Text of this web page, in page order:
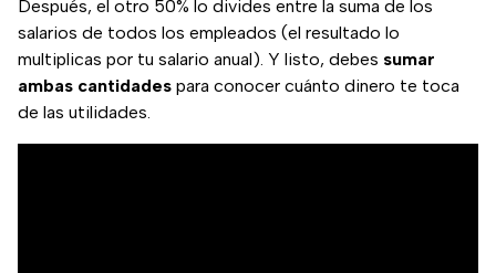
Después, el otro 50% lo divides entre la suma de los
salarios de todos los empleados (el resultado lo
multiplicas por tu salario anual). Y listo, debes sumar
ambas cantidades para conocer cuánto dinero te toca
de las utilidades.